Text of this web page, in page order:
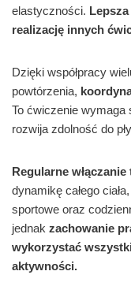
elastyczności.
realizację innych
Dzięki współpracy
powtórzenia,
To ćwiczenie wymaga
rozwija zdolność do
Regularne
dynamikę całego
sportowe oraz
jednak zachowanie
wykorzystać
aktywności.